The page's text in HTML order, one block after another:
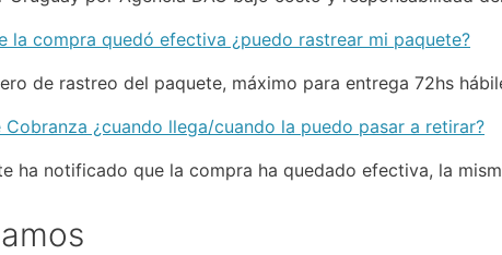
la compra quedó efectiva ¿puedo rastrear mi paquete?
de rastreo del paquete, máximo para entrega 72hs
Cobranza ¿cuando llega/cuando la puedo pasar a retirar?
ha notificado que la compra ha quedado efectiva, la